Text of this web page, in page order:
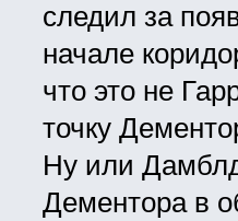
следил за
начале
что это не
точку
Ну или
Дементора в